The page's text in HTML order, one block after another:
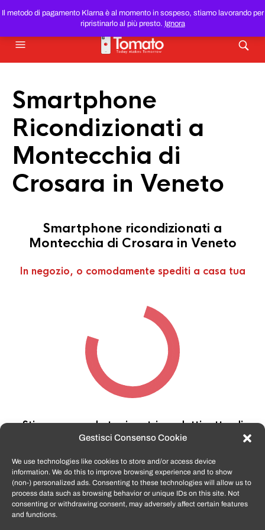
Gestisci Consenso Cookie
We use technologies like cookies to store and/or access device
information. We do this to improve browsing experience and to show
(non-) personalized ads. Consenting to these technologies will allow us to
process data such as browsing behavior or unique IDs on this site. Not
consenting or withdrawing consent, may adversely affect certain features
and functions.
Il metodo di pagamento Klarna è al momento in sospeso, stiamo lavorando per
ripristinarlo al più presto. Ignora
SMARTPHONE E TABLET RICONDIZIONATIAL MIGLIOR
PREZZO DEL WEB!
Smartphone
Ricondizionati a
Montecchia di
Crosara in Veneto
Smartphone ricondizionati a
Montecchia di Crosara in Veneto
In negozio, o comodamente spediti a casa tua
Stiamo cercando tra i nostri prodotti, attendi
qualche secondo…
TomatoSmartphone.itè lo shop n.1 in italia per
smartphone ricondizionati garantiti e certificati
di tutte le marche,APPLE, SAMSUNG, HUAWEI,
ONEPLUS, XIAOMI e tanto altro